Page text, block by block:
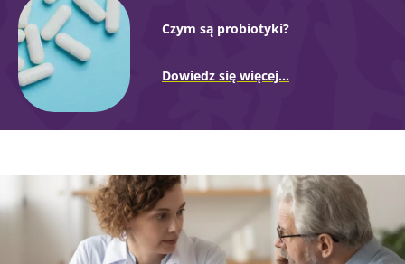
Czym są probiotyki?
Dowiedz się więcej...